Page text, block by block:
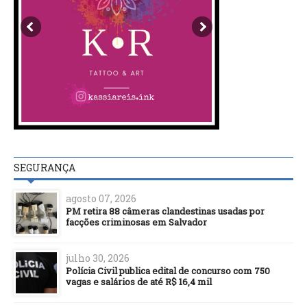
SEGURANÇA
agosto 07, 2026
PM retira 88 câmeras clandestinas usadas por
facções criminosas em Salvador
julho 30, 2026
Polícia Civil publica edital de concurso com 750
vagas e salários de até R$ 16,4 mil